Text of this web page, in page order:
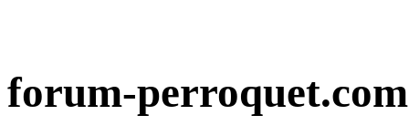
forum-perroquet.com